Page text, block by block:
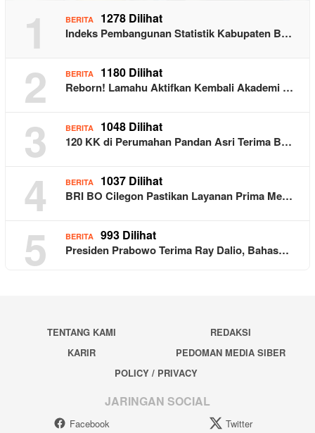
1 BERITA 1278 Dilihat
Indeks Pembangunan Statistik Kabupaten B…
2 BERITA 1180 Dilihat
Reborn! Lamahu Aktifkan Kembali Akademi …
3 BERITA 1048 Dilihat
120 KK di Perumahan Pandan Asri Terima B…
4 BERITA 1037 Dilihat
BRI BO Cilegon Pastikan Layanan Prima Me…
5 BERITA 993 Dilihat
Presiden Prabowo Terima Ray Dalio, Bahas…
TENTANG KAMI
REDAKSI
KARIR
PEDOMAN MEDIA SIBER
POLICY / PRIVACY
JARINGAN SOCIAL
Facebook Twitter